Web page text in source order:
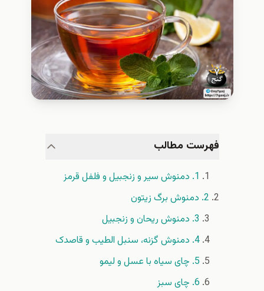
فهرست مطالب
1. دمنوش سیر و زنجبیل و فلفل قرمز
2. دمنوش برگ زیتون
3. دمنوش ریحان و زنجبیل
4. دمنوش گزنه، سنبل الطیب و قاصدک
5. چای سیاه با عسل و لیمو
6. چای سبز